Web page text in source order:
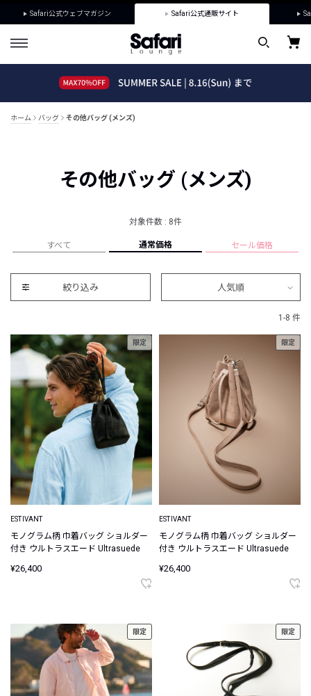
Safari公式ウェブマガジン Safari公式通販サイト
ホーム バッグ その他バッグ (メンズ)
その他バッグ (メンズ)
対象件数 : 8件
すべて 通常価格 セール価格
絞り込み 人気順
1-8 件
限定
ESTIVANT
モノグラム柄 巾着バッグ ショルダー
付き ウルトラスエード Ultrasuede
¥26,400
限定
ESTIVANT
モノグラム柄 巾着バッグ ショルダー
付き ウルトラスエード Ultrasuede
¥26,400
限定 限定